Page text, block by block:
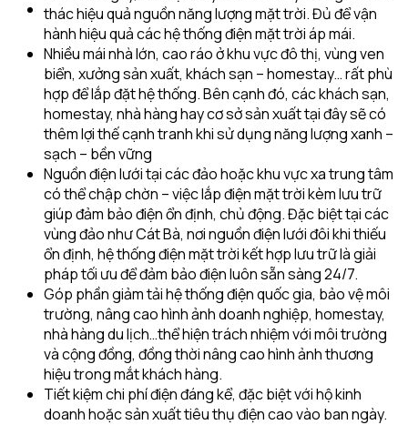
thác hiệu quả nguồn năng lượng mặt trời. Đủ để vận
hành hiệu quả các hệ thống điện mặt trời áp mái.
Nhiều mái nhà lớn, cao ráo ở khu vực đô thị, vùng ven
biển, xưởng sản xuất, khách sạn – homestay… rất phù
hợp để lắp đặt hệ thống. Bên cạnh đó, các khách sạn,
homestay, nhà hàng hay cơ sở sản xuất tại đây sẽ có
thêm lợi thế cạnh tranh khi sử dụng năng lượng xanh –
sạch – bền vững
Nguồn điện lưới tại các đảo hoặc khu vực xa trung tâm
có thể chập chờn – việc lắp điện mặt trời kèm lưu trữ
giúp đảm bảo điện ổn định, chủ động. Đặc biệt tại các
vùng đảo như Cát Bà, nơi nguồn điện lưới đôi khi thiếu
ổn định, hệ thống điện mặt trời kết hợp lưu trữ là giải
pháp tối ưu để đảm bảo điện luôn sẵn sàng 24/7.
Góp phần giảm tải hệ thống điện quốc gia, bảo vệ môi
trường, nâng cao hình ảnh doanh nghiệp, homestay,
nhà hàng du lịch…thể hiện trách nhiệm với môi trường
và cộng đồng, đồng thời nâng cao hình ảnh thương
hiệu trong mắt khách hàng.
Tiết kiệm chi phí điện đáng kể, đặc biệt với hộ kinh
doanh hoặc sản xuất tiêu thụ điện cao vào ban ngày.